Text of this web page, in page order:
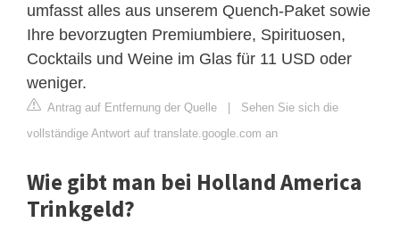
umfasst alles aus unserem Quench-Paket sowie
Ihre bevorzugten Premiumbiere, Spirituosen,
Cocktails und Weine im Glas für 11 USD oder
weniger.
Antrag auf Entfernung der Quelle | Sehen Sie sich die
vollständige Antwort auf translate.google.com an
Wie gibt man bei Holland America
Trinkgeld?